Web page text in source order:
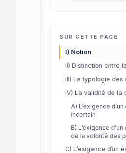
SUR CETTE PAGE
I) Notion
II) Distinction entre
III) La typologie des
IV) La validité de la
A) L’exigence
incertain
B) L’exigence
de la volonté des
C) L’exigence d’un